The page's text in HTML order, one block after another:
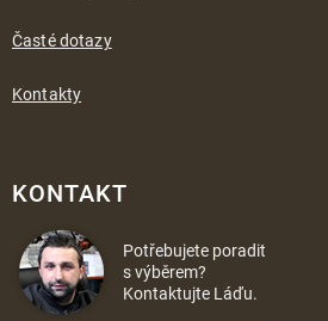
Časté dotazy
Kontakty
KONTAKT
Potřebujete poradit
s výběrem?
Kontaktujte Láďu.